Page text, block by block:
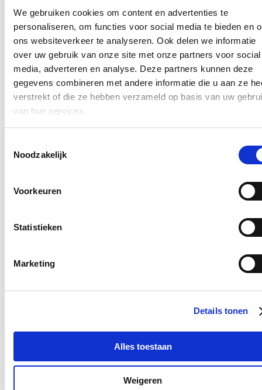
We gebruiken cookies om content en advertenties te
personaliseren, om functies voor social media te bieden en
ons websiteverkeer te analyseren. Ook delen we informatie
over uw gebruik van onze site met onze partners voor social
media, adverteren en analyse. Deze partners kunnen deze
gegevens combineren met andere informatie die u aan ze
verstrekt of die ze hebben verzameld op basis van uw
van hun services.
Noodzakelijk
Voorkeuren
Statistieken
Marketing
Details tonen
Alles toestaan
Weigeren
05/03/26
Op 11 februari bracht de Hoge Raad voor de Werkgelegenheid
(HRW) het rapport “Artificiële Intelligentie op de Belgische
Arbeidsmarkt” uit.
Lees meer
Artificiële Intelligentie BrusselInnovatie
landende vliegtuigen
De markt van elektrisch verticaal opstijgende en landende
Vlaams project rond proefdiervrije
innovatie behoort tot de Europese top
Wetenschappelijke onderzoeken maken soms gebruik van
proefdieren. Het gebruik van proefdieren is onderworpen aan
wanneer er geen gelijkwaardige alternatieve methodes beschikbaar